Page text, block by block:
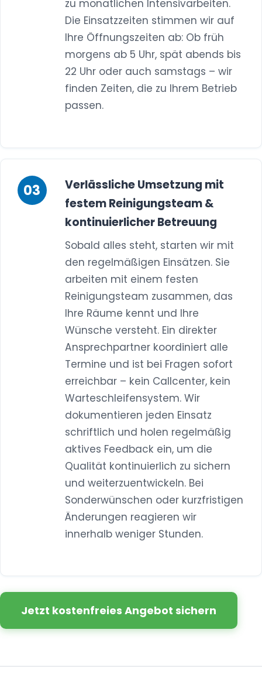
zu monatlichen Intensivarbeiten.
Die Einsatzzeiten stimmen wir auf
Ihre Öffnungszeiten ab: Ob früh
morgens ab 5 Uhr, spät abends bis
22 Uhr oder auch samstags – wir
finden Zeiten, die zu Ihrem Betrieb
passen.
Verlässliche Umsetzung mit
festem Reinigungsteam &
kontinuierlicher Betreuung
Sobald alles steht, starten wir mit
den regelmäßigen Einsätzen. Sie
arbeiten mit einem festen
Reinigungsteam zusammen, das
Ihre Räume kennt und Ihre
Wünsche versteht. Ein direkter
Ansprechpartner koordiniert alle
Termine und ist bei Fragen sofort
erreichbar – kein Callcenter, kein
Warteschleifensystem. Wir
dokumentieren jeden Einsatz
schriftlich und holen regelmäßig
aktives Feedback ein, um die
Qualität kontinuierlich zu sichern
und weiterzuentwickeln. Bei
Sonderwünschen oder kurzfristigen
Änderungen reagieren wir
innerhalb weniger Stunden.
Jetzt kostenfreies Angebot sichern